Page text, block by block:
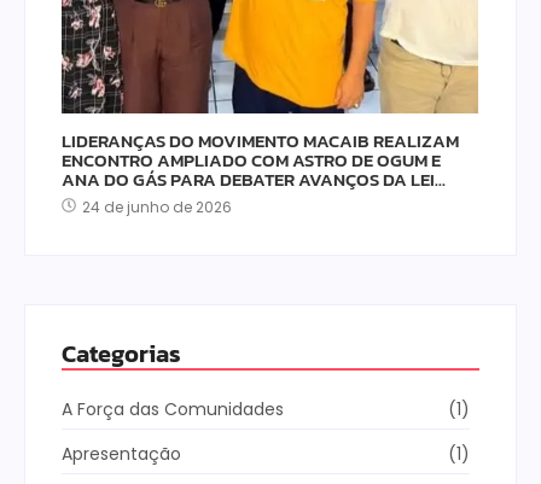
LIDERANÇAS DO MOVIMENTO MACAIB REALIZAM
ENCONTRO AMPLIADO COM ASTRO DE OGUM E
ANA DO GÁS PARA DEBATER AVANÇOS DA LEI…
24 de junho de 2026
Categorias
A Força das Comunidades
(1)
Apresentação
(1)